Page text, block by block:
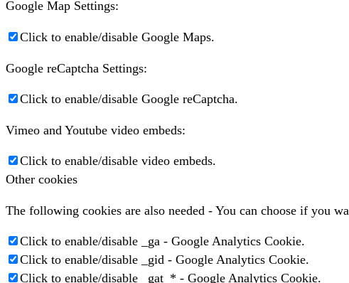
Google Map Settings:
Click to enable/disable Google Maps.
Google reCaptcha Settings:
Click to enable/disable Google reCaptcha.
Vimeo and Youtube video embeds:
Click to enable/disable video embeds.
Other cookies
The following cookies are also needed - You can choose if you
Click to enable/disable _ga - Google Analytics Cookie.
Click to enable/disable _gid - Google Analytics Cookie.
Click to enable/disable _gat_* - Google Analytics Cookie.